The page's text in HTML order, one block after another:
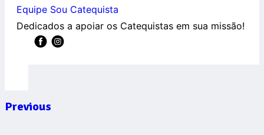
Equipe Sou Catequista
Dedicados a apoiar os Catequistas em sua missão!
Previous